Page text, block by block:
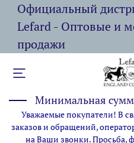
Официальный
Lefard - Оптовые и
продажи
Минимальная
Уважаемые покупатели! В
заказов и обращений,
на Ваши звонки. Просьба,